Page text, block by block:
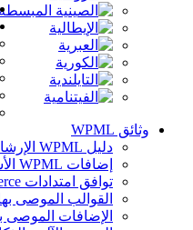
وثائق WPML
دليل WPML الإرشادي
إضافات WPML الأساسية والإضافية
توافق امتدادات WooCommerce مع امتدادات WooCommerce
القوالب الموصى
الإضافات الموصى